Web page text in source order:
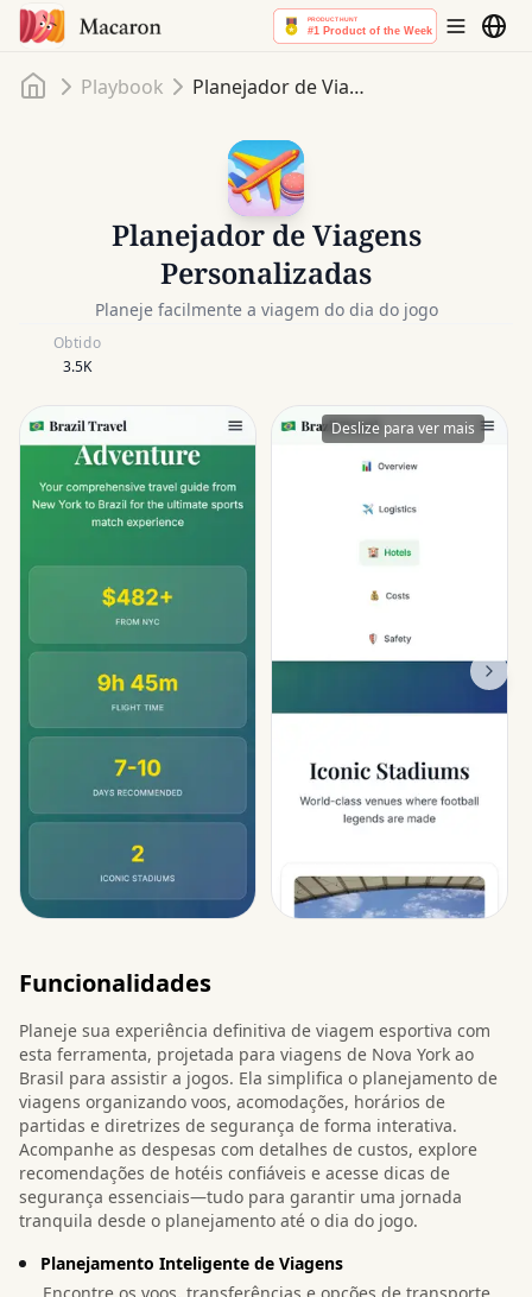
InícioPlaybook Planejador de Viagens Personalizadas
Planejador de Viagens
Personalizadas
Planeje facilmente a viagem do dia do jogo
Obtido
3.5K
Deslize para ver mais
Funcionalidades
Planeje sua experiência definitiva de viagem esportiva com
esta ferramenta, projetada para viagens de Nova York ao
Brasil para assistir a jogos. Ela simplifica o planejamento de
viagens organizando voos, acomodações, horários de
partidas e diretrizes de segurança de forma interativa.
Acompanhe as despesas com detalhes de custos, explore
recomendações de hotéis confiáveis e acesse dicas de
segurança essenciais—tudo para garantir uma jornada
tranquila desde o planejamento até o dia do jogo.
Planejamento Inteligente de Viagens